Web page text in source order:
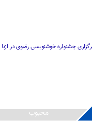
جشنواره خوشنویسی رضوی در ازنا
محبوب